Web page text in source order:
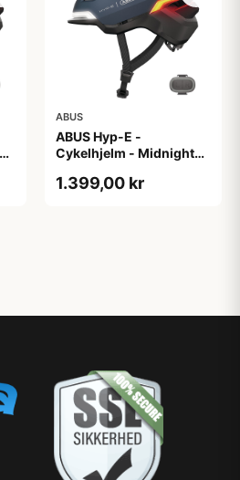
ABUS
ABUS Hyp-E -
Cykelhjelm - Midnight
1.399,00 kr